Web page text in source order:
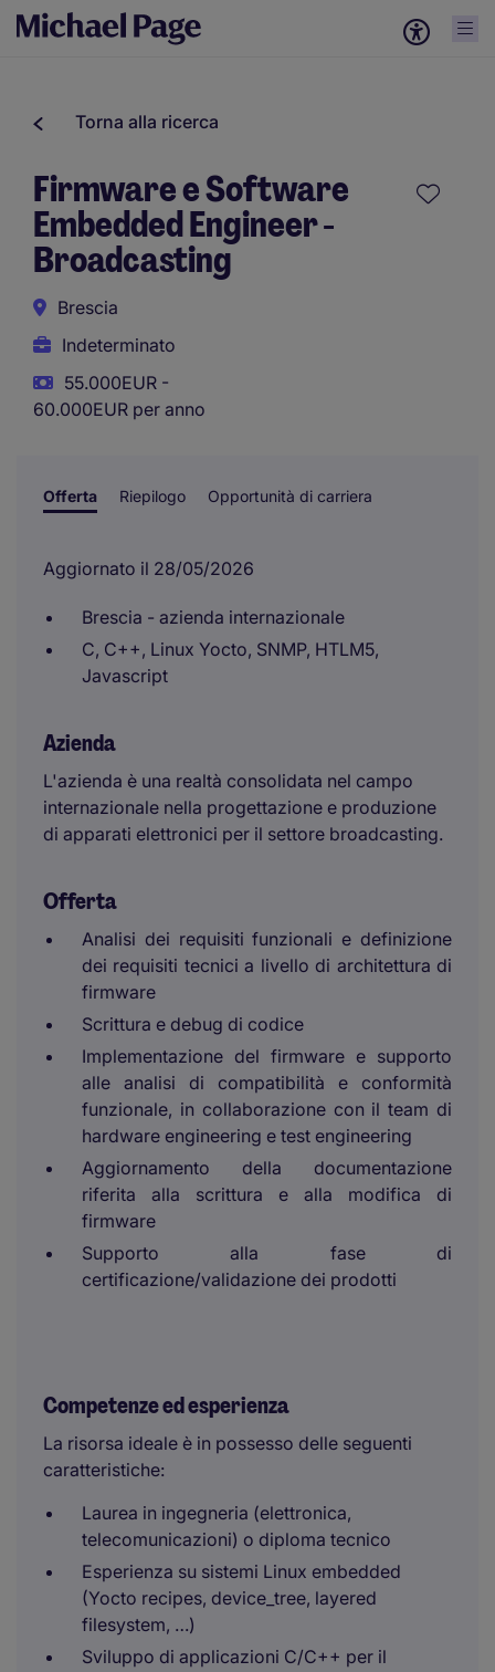
Torna alla ricerca
Firmware e Software
Embedded Engineer -
Broadcasting
Brescia
Indeterminato
55.000EUR -
60.000EUR per anno
Offerta Riepilogo Opportunità di carriera
Aggiornato il 28/05/2026
Brescia - azienda internazionale
C, C++, Linux Yocto, SNMP, HTLM5,
Javascript
Azienda
L'azienda è una realtà consolidata nel campo
internazionale nella progettazione e produzione
di apparati elettronici per il settore broadcasting.
Offerta
Analisi dei requisiti funzionali e definizione
dei requisiti tecnici a livello di architettura di
firmware
Scrittura e debug di codice
Implementazione del firmware e supporto
alle analisi di compatibilità e conformità
funzionale, in collaborazione con il team di
hardware engineering e test engineering
Aggiornamento della documentazione
riferita alla scrittura e alla modifica di
firmware
Supporto alla fase di
certificazione/validazione dei prodotti
Competenze ed esperienza
La risorsa ideale è in possesso delle seguenti
caratteristiche:
Laurea in ingegneria (elettronica,
telecomunicazioni) o diploma tecnico
Esperienza su sistemi Linux embedded
(Yocto recipes, device_tree, layered
filesystem, …)
Sviluppo di applicazioni C/C++ per il